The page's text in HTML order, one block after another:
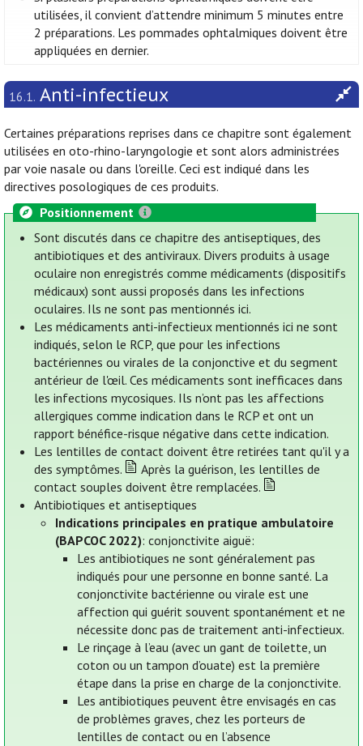
utilisées, il convient d’attendre minimum 5 minutes entre
2 préparations. Les pommades ophtalmiques doivent être
appliquées en dernier.
16.1. Anti-infectieux
Certaines préparations reprises dans ce chapitre sont également
utilisées en oto-rhino-laryngologie et sont alors administrées
par voie nasale ou dans l'oreille. Ceci est indiqué dans les
directives posologiques de ces produits.
Positionnement
Sont discutés dans ce chapitre des antiseptiques, des
antibiotiques et des antiviraux. Divers produits à usage
oculaire non enregistrés comme médicaments (dispositifs
médicaux) sont aussi proposés dans les infections
oculaires. Ils ne sont pas mentionnés ici.
Les médicaments anti-infectieux mentionnés ici ne sont
indiqués, selon le RCP, que pour les infections
bactériennes ou virales de la conjonctive et du segment
antérieur de l'œil. Ces médicaments sont inefficaces dans
les infections mycosiques. Ils n’ont pas les affections
allergiques comme indication dans le RCP et ont un
rapport bénéfice-risque négative dans cette indication.
Les lentilles de contact doivent être retirées tant qu'il y a
des symptômes.
Après la guérison, les lentilles de
contact souples doivent être remplacées.
Antibiotiques et antiseptiques
Indications principales en pratique ambulatoire
(BAPCOC 2022): conjonctivite aiguë:
Les antibiotiques ne sont généralement pas
indiqués pour une personne en bonne santé. La
conjonctivite bactérienne ou virale est une
affection qui guérit souvent spontanément et ne
nécessite donc pas de traitement anti-infectieux.
Le rinçage à l’eau (avec un gant de toilette, un
coton ou un tampon d’ouate) est la première
étape dans la prise en charge de la conjonctivite.
Les antibiotiques peuvent être envisagés en cas
de problèmes graves, chez les porteurs de
lentilles de contact ou en l’absence